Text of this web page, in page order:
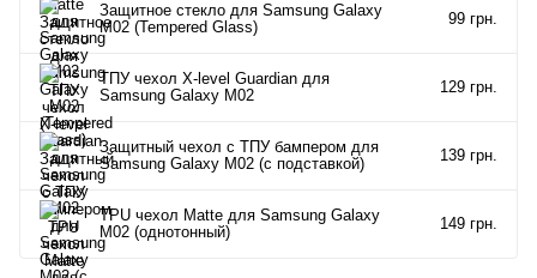
Защитное стекло для Samsung Galaxy
M02 (Tempered Glass)
99 грн.
ТПУ чехол X-level Guardiаn для
Samsung Galaxy M02
129 грн.
Защитный чехол с ТПУ бампером для
Samsung Galaxy M02 (c подставкой)
139 грн.
TPU чехол Matte для Samsung Galaxy
M02 (однотонный)
149 грн.